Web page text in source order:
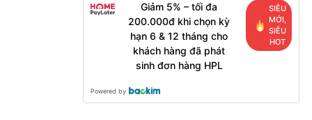
Giảm 5% – tối đa
200.000đ khi chọn kỳ
hạn 6 & 12 tháng cho
khách hàng đã phát
sinh đơn hàng HPL
SIÊU
MỚI,
SIÊU
HOT
Powered by